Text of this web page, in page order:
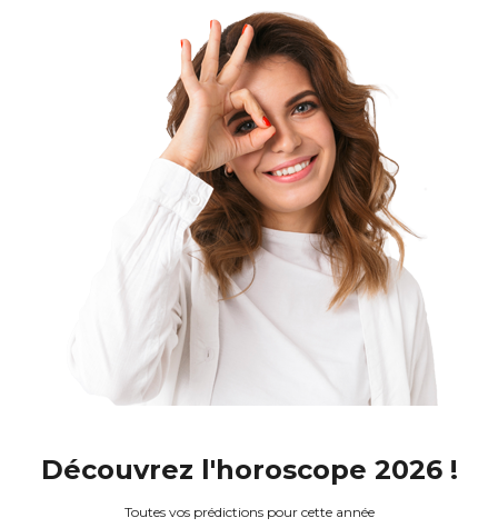
Découvrez l'horoscope 2026 !
Toutes vos prédictions pour cette année